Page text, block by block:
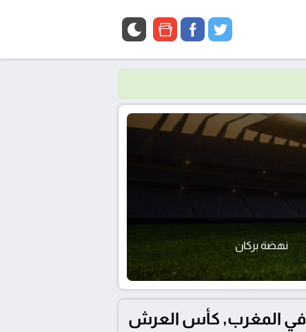
twitter
facebook
google
نهضة بركان
تفاصيل وموعد مباراة المغرب التطواني و نهضة بركان بتاريخ 2025-06-22 في المغرب, كأس العرش